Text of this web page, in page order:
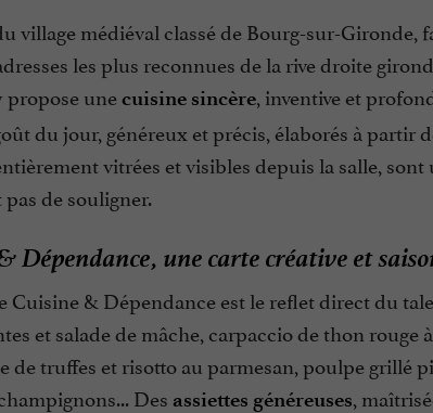
village médiéval classé de Bourg-sur-Gironde,
les plus reconnues de la rive droite
propose unecuisine sincère, inventive et
du jour, généreux et précis, élaborés à
vitrées et visibles depuis la salle,
de souligner.
Dépendance, une carte créative et
Cuisine & Dépendance est le reflet direct du
et salade de mâche, carpaccio de thon
de truffes et risotto au parmesan, poulpe grillé
Des assiettes généreuses,